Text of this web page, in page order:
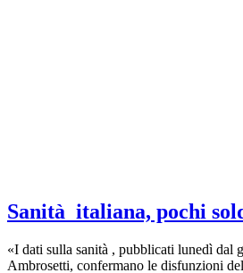
Sanità italiana, pochi
«I dati sulla sanità , pubblicati lunedì dal
Ambrosetti, confermano le disfunzioni